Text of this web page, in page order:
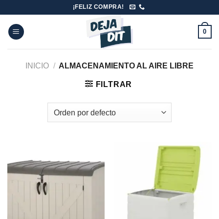
content
¡FELIZ COMPRA!
0
INICIO / ALMACENAMIENTO AL AIRE LIBRE
FILTRAR